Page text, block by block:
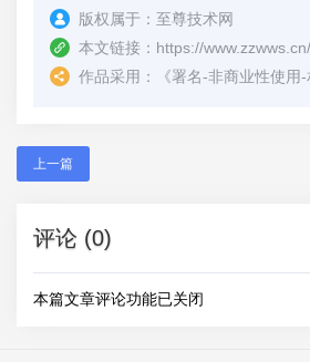
版权属于： 至尊技术网
本文链接： https://
作品采用：
《署名-非商业性使用-相同方式共
上一篇
评论 (0)
本篇文章评论功能已关闭